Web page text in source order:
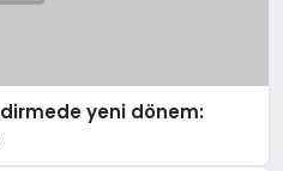
yeni dönem: